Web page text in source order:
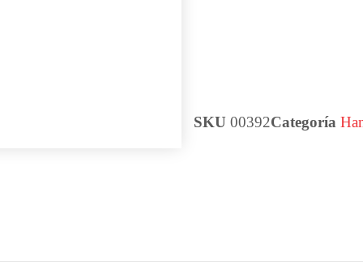
SKU 00392Categoría